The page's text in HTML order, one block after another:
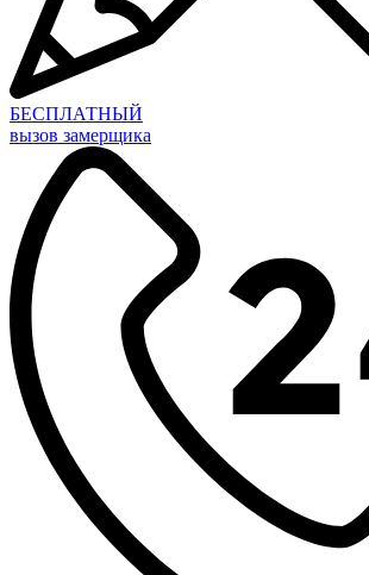
БЕСПЛАТНЫЙ
вызов замерщика